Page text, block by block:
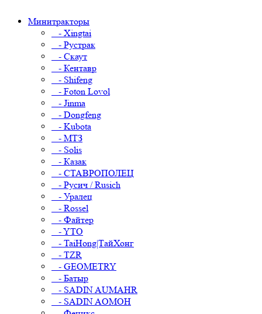
Минитракторы
- Xingtai
- Рустрак
- Скаут
- Кентавр
- Shifeng
- Foton Lovol
- Jinma
- Dongfeng
- Kubota
- МТЗ
- Solis
- Казак
- СТАВРОПОЛЕЦ
- Русич / Rusich
- Уралец
- Rossel
- Файтер
- YTO
- TaiHong|ТайХонг
- TZR
- GEOMETRY
- Батыр
- SADIN AUMAHR
- SADIN AOMOH